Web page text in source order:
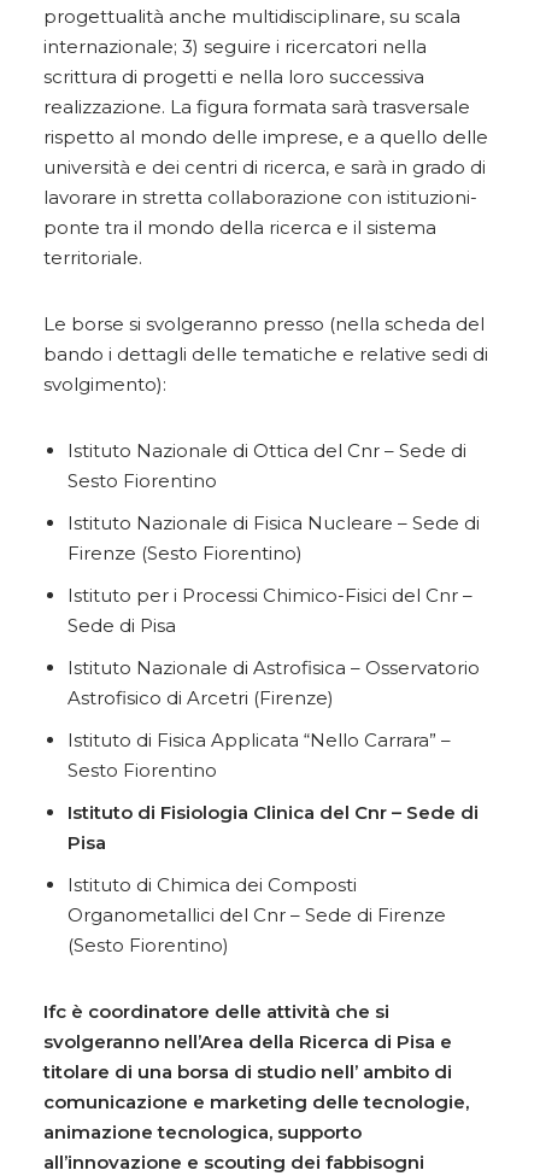
progettualità anche multidisciplinare, su scala
internazionale; 3) seguire i ricercatori nella
scrittura di progetti e nella loro successiva
realizzazione. La figura formata sarà trasversale
rispetto al mondo delle imprese, e a quello delle
università e dei centri di ricerca, e sarà in grado di
lavorare in stretta collaborazione con istituzioni-
ponte tra il mondo della ricerca e il sistema
territoriale.
Le borse si svolgeranno presso (nella scheda del
bando i dettagli delle tematiche e relative sedi di
svolgimento):
Istituto Nazionale di Ottica del Cnr – Sede di
Sesto Fiorentino
Istituto Nazionale di Fisica Nucleare – Sede di
Firenze (Sesto Fiorentino)
Istituto per i Processi Chimico-Fisici del Cnr –
Sede di Pisa
Istituto Nazionale di Astrofisica – Osservatorio
Astrofisico di Arcetri (Firenze)
Istituto di Fisica Applicata “Nello Carrara” –
Sesto Fiorentino
Istituto di Fisiologia Clinica del Cnr – Sede di
Pisa
Istituto di Chimica dei Composti
Organometallici del Cnr – Sede di Firenze
(Sesto Fiorentino)
Ifc è coordinatore delle attività che si
svolgeranno nell’Area della Ricerca di Pisa e
titolare di una borsa di studio nell’ ambito di
comunicazione e marketing delle tecnologie,
animazione tecnologica, supporto
all’innovazione e scouting dei fabbisogni